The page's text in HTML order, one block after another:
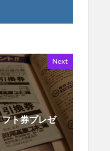
Next
ト券プレゼ